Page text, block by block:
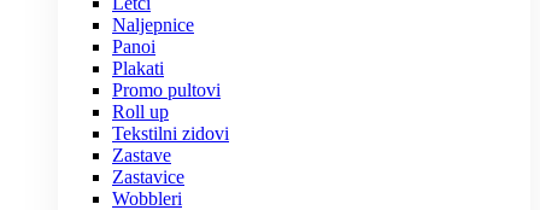
Naljepnice
Panoi
Plakati
Promo pultovi
Roll up
Tekstilni zidovi
Zastave
Zastavice
Wobbleri